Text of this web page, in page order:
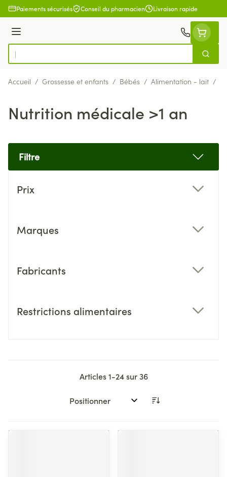
Aller au contenu
Paiements sécurisés Conseil du pharmacien Livraison rapide
Menu
Rechercher
Accueil / Grossesse et enfants / Bébés / Alimentation - lait /
Nutrition médicale >1 an
Filtre
Prix
Marques
Fabricants
Restrictions alimentaires
Articles1-24sur36
Trier par: